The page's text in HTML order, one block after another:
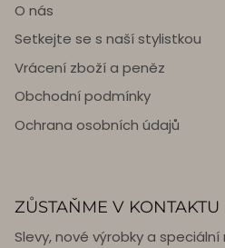
O nás
Setkejte se s naší stylistkou
Vrácení zboží a peněz
Obchodní podmínky
Ochrana osobních údajů
ZŮSTAŇME V KONTAKTU
Slevy, nové výrobky a